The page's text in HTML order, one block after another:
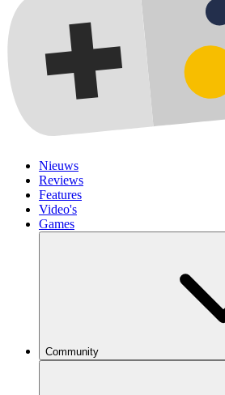
Nieuws
Reviews
Features
Video's
Games
Community